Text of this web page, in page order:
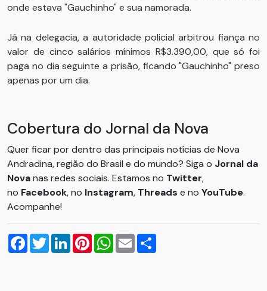
onde estava "Gauchinho" e sua namorada.
Já na delegacia, a autoridade policial arbitrou fiança no
valor de cinco salários mínimos R$3.390,00, que só foi
paga no dia seguinte a prisão, ficando "Gauchinho" preso
apenas por um dia.
Cobertura do Jornal da Nova
Quer ficar por dentro das principais notícias de Nova
Andradina, região do Brasil e do mundo? Siga o Jornal da
Novanas redes sociais. Estamos no Twitter,
no Facebook, no Instagram, Threads e no YouTube.
Acompanhe!
Facebook
TwitterLinkedInPinterestWhatsApp
Email